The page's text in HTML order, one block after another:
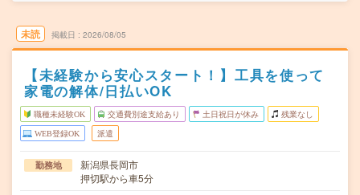
未読 掲載日 2026/08/05
【未経験から安心スタート！】工具を使って
家電の解体/日払いOK
職種未経験OK 交通費別途支給あり 土日祝日が休み 残業なし
WEB登録OK 派遣
勤務地
新潟県長岡市
押切駅から車5分